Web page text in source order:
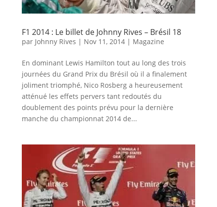
F1 2014 : Le billet de Johnny Rives – Brésil 18
par Johnny Rives | Nov 11, 2014| Magazine
En dominant Lewis Hamilton tout au long des trois
journées du Grand Prix du Brésil où il a finalement
joliment triomphé, Nico Rosberg a heureusement
atténué les effets pervers tant redoutés du
doublement des points prévu pour la dernière
manche du championnat 2014 de...